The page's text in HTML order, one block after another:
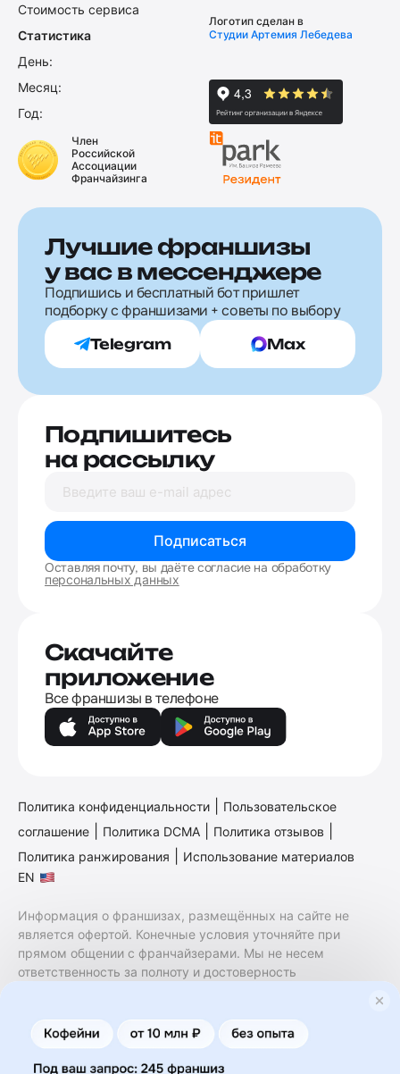
Стоимость сервиса
Статистика
День:
Месяц:
Год:
Логотип сделан в
Студии Артемия Лебедева
Член
Российской
Ассоциации
Франчайзинга
Лучшие франшизы
у вас в мессенджере
Подпишись и бесплатный бот пришлет
подборку с франшизами + советы по выбору
Telegram Max
Подпишитесь
на рассылку
Подписаться
Оставляя почту, вы даёте согласие на обработку
персональных данных
Скачайте
приложение
Все франшизы в телефоне
Политика конфиденциальности
Пользовательское
соглашение
Политика DCMA Политика отзывов
Политика ранжирования
Использование материалов
EN
Информация о франшизах, размещённых на сайте не
является офертой. Конечные условия уточняйте при
прямом общении с франчайзерами. Мы не несем
ответственность за полноту и достоверность
финансовые услуги. Заключение договоров
коммерческой концессии (франчайзинга) осуществляется
правообладателями/их представителями. Бизнесменс.ру